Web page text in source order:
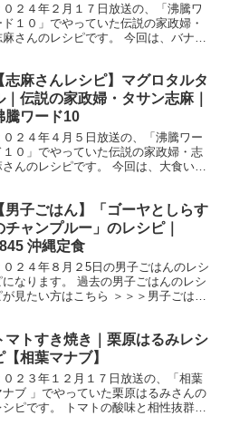
０２４年２月１７日放送の、「沸騰ワ
ド１０」でやっていた伝説の家政婦・
麻さんのレシピです。 今回は、バナナ
麻さんの全力フレンチを披露！「志麻
ん史上最強激うまフル...
志麻さんレシピ】マグロタルタ
｜伝説の家政婦・タサン志麻｜
騰ワード10
０２４年４月５日放送の、「沸騰ワー
１０」でやっていた伝説の家政婦・志
さんのレシピです。 今回は、大食い軍
６の松村沙友理さんを迎えて、「志麻
ん春の爆食祭」です。 ...
男子ごはん】「ゴーヤとしらす
チャンプルー」のレシピ｜
沖縄定食
０２４年８月２5日の男子ごはんのレシ
になります。 過去の男子ごはんのレシ
が見たい方はこちら ＞＞＞男子ごはん
1/2本（２００g） しらす ５０g
２...
マトすき焼き｜栗原はるみレシ
【相葉マナブ】
０２３年１２月１７日放送の、「相葉
ナブ 」でやっていた栗原はるみさんの
シピです。 トマトの酸味と相性抜群の